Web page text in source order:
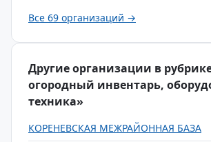
Все 69 организаций →
Другие организации в
огородный инвентарь,
техника»
КОРЕНЕВСКАЯ МЕЖРАЙОННАЯ БАЗА